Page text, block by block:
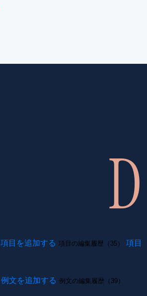
項目を追加する 項目の編集履歴（35）
項目
例文を追加する 例文の編集履歴（39）